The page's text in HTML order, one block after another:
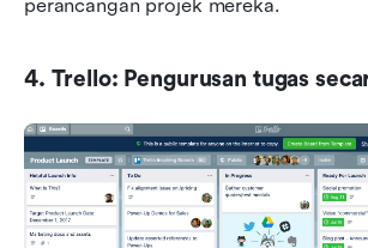
perancangan projek mereka.
4. Trello: Pengurusan tugas